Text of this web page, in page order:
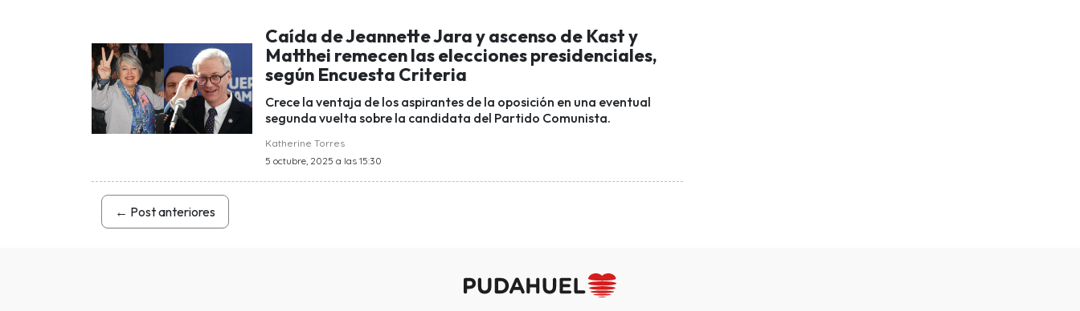
Caída de Jeannette Jara y ascenso de Kast y
Matthei remecen las elecciones presidenciales,
según Encuesta Criteria
Crece la ventaja de los aspirantes de la oposición en una eventual
segunda vuelta sobre la candidata del Partido Comunista.
Katherine Torres
5 octubre, 2025 a las 15:30
← Post anteriores